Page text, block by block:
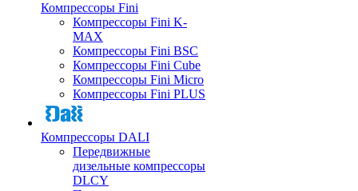
Компрессоры Fini
Компрессоры Fini K-
MAX
Компрессоры Fini BSC
Компрессоры Fini Cube
Компрессоры Fini Micro
Компрессоры Fini PLUS
Компрессоры DALI
Передвижные
дизельные компрессоры
DLCY